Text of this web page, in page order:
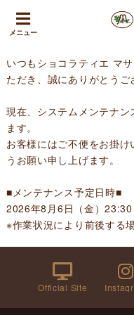
メニュー
いつもショコラティエ マ
ただき、誠にありがとうご
現在、システムメンテナ
ます。
お客様にはご不便をお掛
うお願い申し上げます。
■メンテナンス予定日時■
2026年8月6日（金）23:30
※作業状況により前後する
Official Site